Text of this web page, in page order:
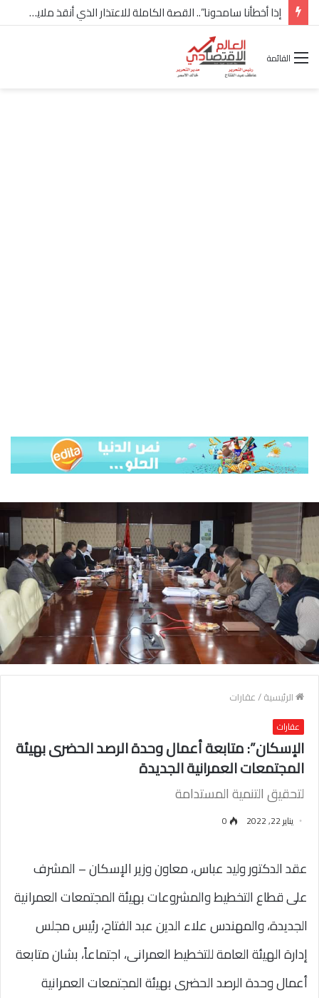
شركة “Scope Developments” تعلن تولي أحمد كمال عيسى منصب الرئيس التنفيذي للقطاع التجاري
القائمة
الرئيسية/عقارات
عقارات
الإسكان”: متابعة أعمال وحدة الرصد الحضرى بهيئة
المجتمعات العمرانية الجديدة
لتحقيق التنمية المستدامة
يناير 22, 2022 0
عقد الدكتور وليد عباس، معاون وزير الإسكان – المشرف
على قطاع التخطيط والمشروعات بهيئة المجتمعات العمرانية
الجديدة، والمهندس علاء الدين عبد الفتاح، رئيس مجلس
إدارة الهيئة العامة للتخطيط العمرانى، اجتماعاً، بشان متابعة
أعمال وحدة الرصد الحضرى بهيئة المجتمعات العمرانية